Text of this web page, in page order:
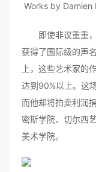
Works by Damien
即使非议重重，
获得了国际级的声
上，这些艺术家的
达到90%以上。这
而他却将拍卖利润
密斯学院、切尔西
美术学院。